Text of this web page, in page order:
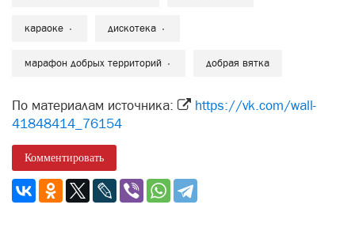
караоке дискотека
марафон добрых территорий добрая вятка
По материалам источника:
https://vk.com/wall-
41848414_76154
Комментировать